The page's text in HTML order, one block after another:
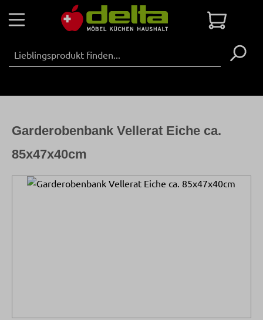
Zum Hauptinhalt springen
Bildergalerie überspringen
Garderobenbank Vellerat Eiche ca.
85x47x40cm